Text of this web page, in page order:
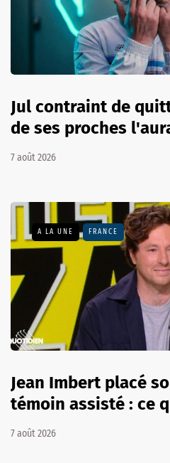
Jul contraint de
de ses proches
7 août 2026
A LA UNE FRANCE
Jean Imbert placé
témoin assisté : ce
7 août 2026